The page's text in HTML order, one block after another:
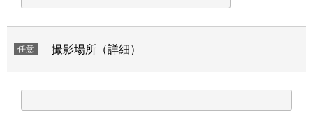
任意 撮影場所（詳細）